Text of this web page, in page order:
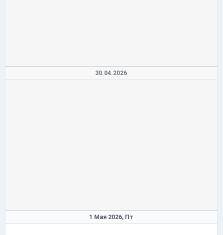
30.04.2026
1 Мая 2026, Пт